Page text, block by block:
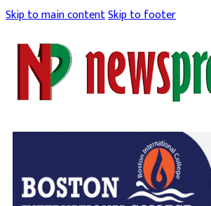
Skip to main contentSkip to footer